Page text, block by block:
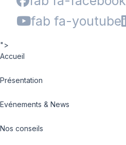
fab fa-youtube
">
Accueil
Présentation
Evénements & News
Nos conseils